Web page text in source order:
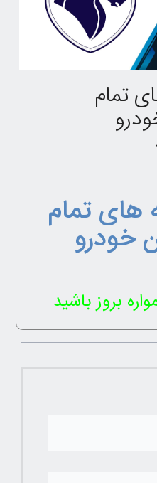
تمام
های تمام
خودرو
بروز باشید